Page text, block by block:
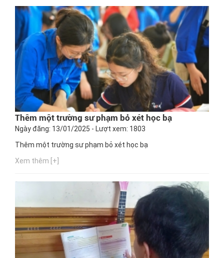
Thêm một trường sư phạm bỏ xét học bạ
Ngày đăng: 13/01/2025 - Lượt xem: 1803
Thêm một trường sư phạm bỏ xét học bạ
Xem thêm [+]